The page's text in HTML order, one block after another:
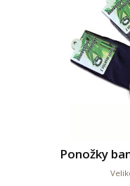
Ponožky